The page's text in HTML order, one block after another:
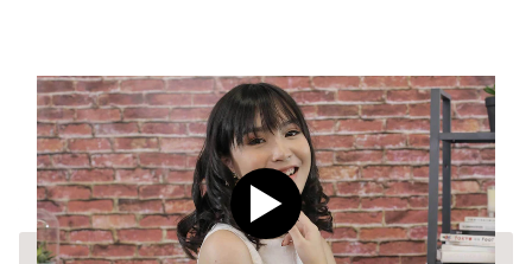
Play video CLEAR Men